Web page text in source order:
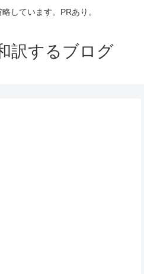
しています。PRあり。
訳するブログ